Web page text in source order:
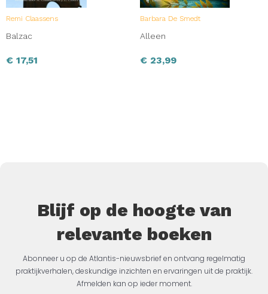
Remi Claassens
Balzac
€ 17,51
Barbara De Smedt
Alleen
€ 23,99
Blijf op de hoogte van
relevante boeken
Abonneer u op de Atlantis-nieuwsbrief en ontvang regelmatig
praktijkverhalen, deskundige inzichten en ervaringen uit de praktijk.
Afmelden kan op ieder moment.